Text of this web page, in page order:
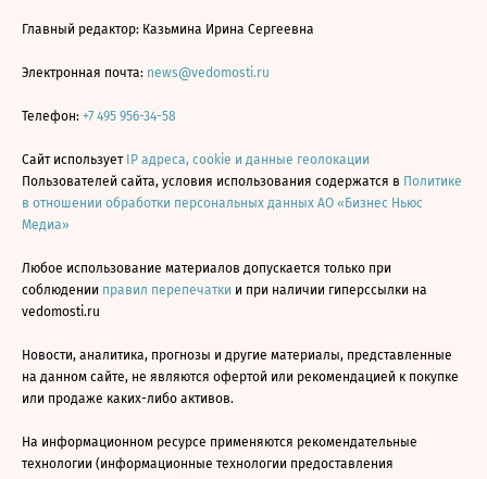
Главный редактор: Казьмина Ирина Сергеевна
Электронная почта: news@vedomosti.ru
Телефон: +7 495 956-34-58
Сайт использует IP адреса, cookie и данные геолокации
Пользователей сайта, условия использования содержатся в Политике
в отношении обработки персональных данных АО «Бизнес Ньюс
Медиа»
Любое использование материалов допускается только при
соблюдении правил перепечатки и при наличии гиперссылки на
vedomosti.ru
Новости, аналитика, прогнозы и другие материалы, представленные
на данном сайте, не являются офертой или рекомендацией к покупке
или продаже каких-либо активов.
На информационном ресурсе применяются рекомендательные
технологии (информационные технологии предоставления